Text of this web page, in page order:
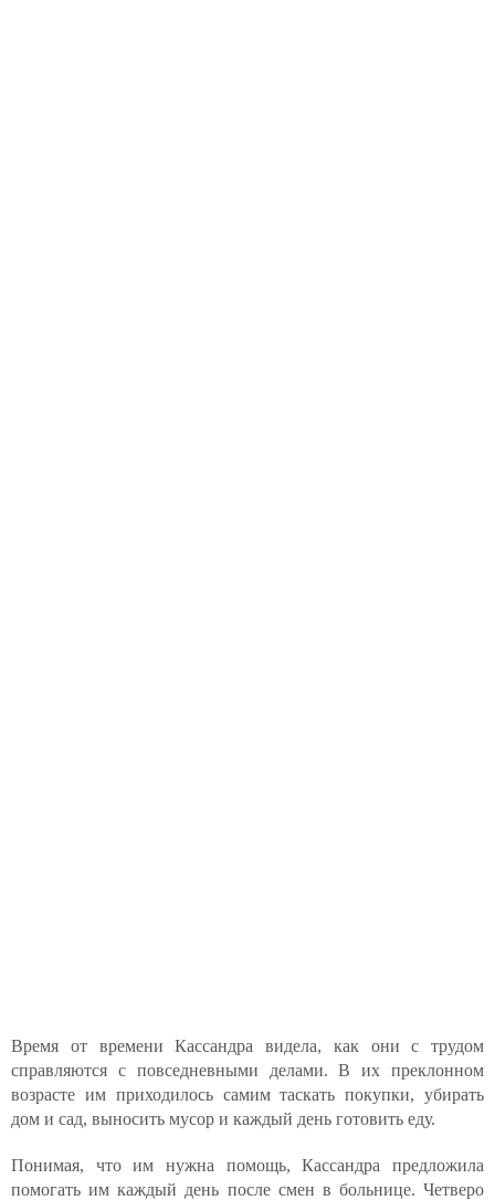
Время от времени Кассандра видела, как они с трудом
справляются с повседневными делами. В их преклонном
возрасте им приходилось самим таскать покупки, убирать
дом и сад, выносить мусор и каждый день готовить еду.
Понимая, что им нужна помощь, Кассандра предложила
помогать им каждый день после смен в больнице. Четверо